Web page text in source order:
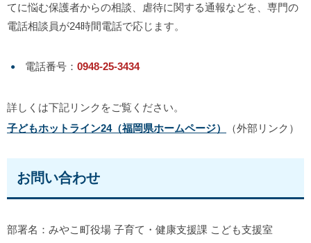
てに悩む保護者からの相談、虐待に関する通報などを、専門の
電話相談員が24時間電話で応じます。
電話番号：0948-25-3434
詳しくは下記リンクをご覧ください。
子どもホットライン24（福岡県ホームページ）
（外部リンク）
お問い合わせ
部署名：みやこ町役場 子育て・健康支援課 こども支援室